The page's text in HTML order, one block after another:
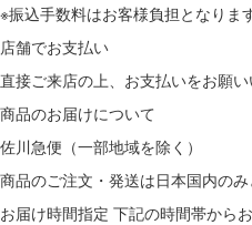
※振込手数料はお客様負担となりま
店舗でお支払い
直接ご来店の上、 お支払いをお願い
商品のお届けについて
佐川急便（一部地域を除く）
商品のご注文・発送は日本国内のみ
お届け時間指定 下記の時間帯から